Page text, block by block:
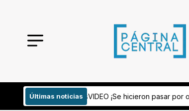
Últimas noticias
¡Se hicieron pasar por obreros! Ladrones cierran la